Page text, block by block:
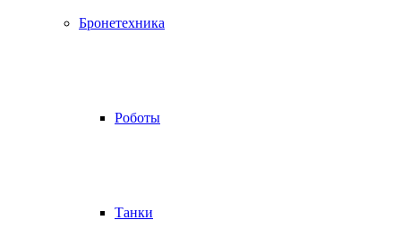
Бронетехника
Роботы
Танки